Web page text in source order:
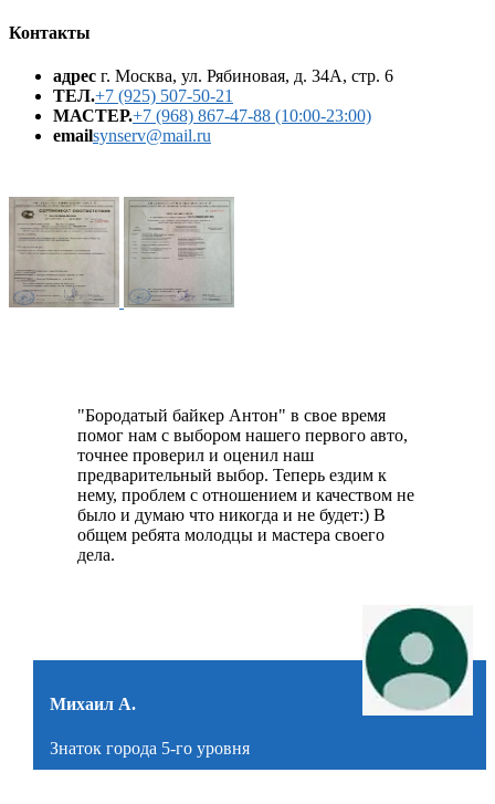
Контакты
адрес г. Москва, ул. Рябиновая, д. 34А, стр. 6
ТЕЛ.+7 (925) 507-50-21
МАСТЕР.+7 (968) 867-47-88 (10:00-23:00)
emailsynserv@mail.ru
"Бородатый байкер Антон" в свое время
помог нам с выбором нашего первого авто,
точнее проверил и оценил наш
предварительный выбор. Теперь ездим к
нему, проблем с отношением и качеством не
было и думаю что никогда и не будет:) В
общем ребята молодцы и мастера своего
дела.
Михаил А.
Знаток города 5-го уровня